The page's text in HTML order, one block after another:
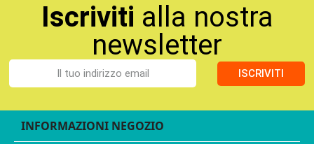
Iscriviti alla nostra
newsletter
ISCRIVITI
INFORMAZIONI NEGOZIO